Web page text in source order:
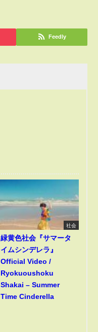
Feedly
社会
緑黄色社会『サマータ
イムシンデレラ』
Official Video /
Ryokuoushoku
Shakai – Summer
Time Cinderella